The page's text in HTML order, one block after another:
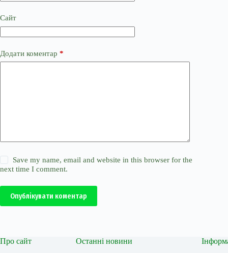
Сайт
Додати коментар *
Save my name, email and website in this browser for the
next time I comment.
Опублікувати коментар
Про сайт Останні новини